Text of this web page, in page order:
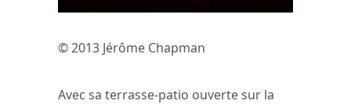
© 2013 Jérôme Chapman
Avec sa terrasse-patio ouverte sur la